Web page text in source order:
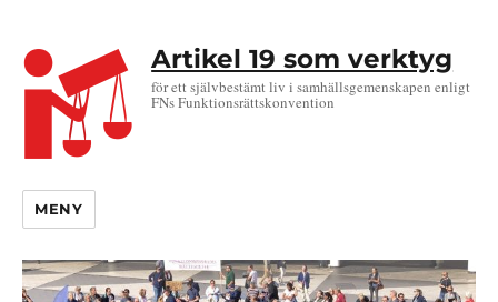
Artikel 19 som verktyg
för ett självbestämt liv i samhällsgemenskapen enligt
FNs Funktionsrättskonvention
MENY